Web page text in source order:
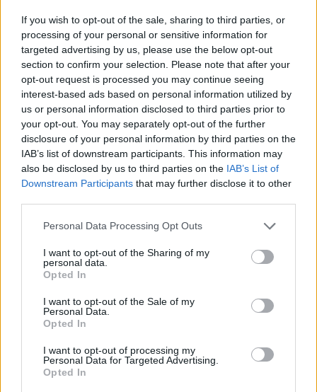
If you wish to opt-out of the sale, sharing to third parties, or
processing of your personal or sensitive information for
targeted advertising by us, please use the below opt-out
section to confirm your selection. Please note that after your
opt-out request is processed you may continue seeing
interest-based ads based on personal information utilized by
us or personal information disclosed to third parties prior to
your opt-out. You may separately opt-out of the further
disclosure of your personal information by third parties on the
IAB’s list of downstream participants. This information may
also be disclosed by us to third parties on the IAB’s List of
Downstream Participants that may further disclose it to other
Please note that this website/app uses one or more Google
not limited to your visit or usage behaviour. You may click to
grant or deny consent to Google and its third-party tags to
use your data for below specified purposes in below Google
consent section.
Personal Data Processing Opt Outs
I want to opt-out of the Sharing of my
personal data.
Opted In
I want to opt-out of the Sale of my
Personal Data.
Opted In
I want to opt-out of processing my
Personal Data for Targeted Advertising.
Opted In
Cómo elegir una carrera STEAM: perfiles
emergentes y competencias clave
Descubre cómo elegir la mejor opción en STEAM:…
CIENCIA Y TECNOLOGÍA